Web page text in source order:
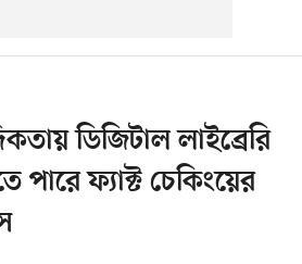
ডিজিটাল লাইব্রেরি
ফ্যাক্ট চেকিংয়ের